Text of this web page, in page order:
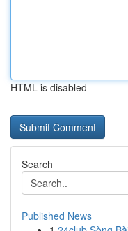
HTML is disabled
Search
Published News